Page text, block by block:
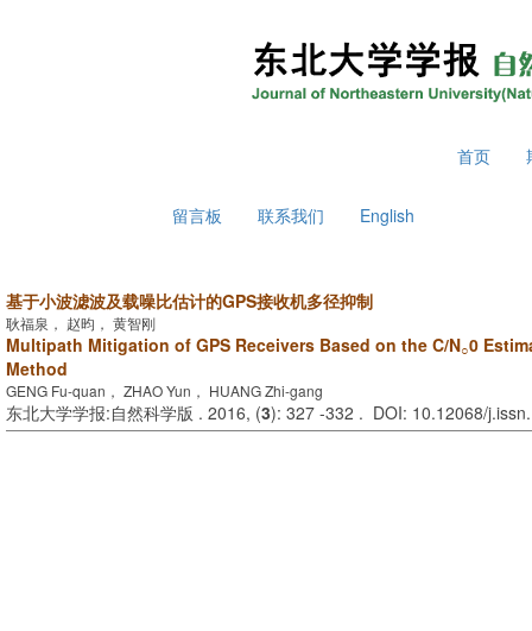
首页
留言板 联系我们 English
基于小波滤波及载噪比估计的GPS接收机多径抑制
耿福泉， 赵昀， 黄智刚
Multipath Mitigation of GPS Receivers Based on the C/N○0
Method
GENG Fu-quan， ZHAO Yun， HUANG Zhi-gang
东北大学学报:自然科学版 . 2016, (3): 327 -332 . DOI: 10.12068/